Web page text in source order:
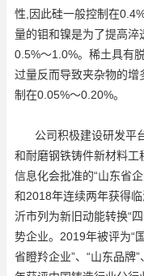
性,因此硅一般控制在
量的钼和镍是为了提高
0.5%～1.0%。稀土具有
过量反而导致夹杂物的
制在0.05%～0.20%。
公司积极建设研发平
和耐磨钢铁铸件新材料工
信息化会批准的“山东省
和2018年连续两年获得
沂市列为新旧动能转换“
势企业。2019年被评为“
省瞪羚企业”、“山东品牌